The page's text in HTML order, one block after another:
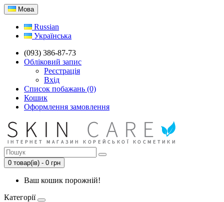
Мова
Russian
Українська
(093) 386-87-73
Обліковий запис
Реєстрація
Вхід
Список побажань (0)
Кошик
Оформлення замовлення
0 товар(ів) - 0 грн
Ваш кошик порожній!
Категорії